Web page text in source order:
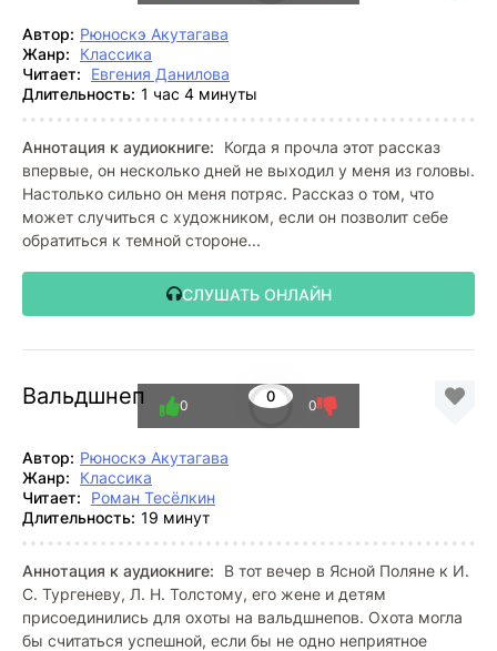
Автор: Рюноскэ Акутагава
Жанр:
Классика
Читает:
Евгения Данилова
Длительность: 1 час 4 минуты
Аннотация к аудиокниге:
Когда я прочла этот рассказ
впервые, он несколько дней не выходил у меня из головы.
Настолько сильно он меня потряс. Рассказ о том, что
может случиться с художником, если он позволит себе
обратиться к темной стороне...
СЛУШАТЬ ОНЛАЙН
Вальдшнеп 0
0 0
Автор: Рюноскэ Акутагава
Жанр:
Классика
Читает:
Роман Тесёлкин
Длительность: 19 минут
Аннотация к аудиокниге:
В тот вечер в Ясной Поляне к И.
С. Тургеневу, Л. Н. Толстому, его жене и детям
присоединились для охоты на вальдшнепов. Охота могла
бы считаться успешной, если бы не одно неприятное